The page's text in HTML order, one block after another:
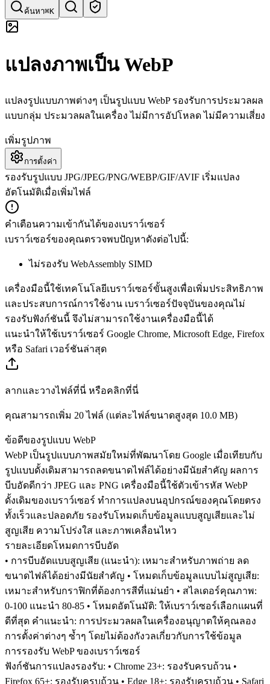
ค้นหา⌘K
ค้นหาด่วนสำหรับเครื่องมือ
แปลงภาพเป็น WebP
แปลงรูปแบบภาพต่างๆ เป็นรูปแบบ WebP รองรับการประมวลผล
แบบกลุ่ม ประมวลผลในเครื่อง ไม่มีการอัปโหลด ไม่มีความเสี่ยง
เพิ่มรูปภาพ
การตั้งค่า
รองรับรูปแบบ JPG/JPEG/PNG/WEBP/GIF/AVIF เริ่มแปลง
อัตโนมัติเมื่อเพิ่มไฟล์
คำเตือนความเข้ากันได้ของเบราว์เซอร์
เบราว์เซอร์ของคุณตรวจพบปัญหาดังต่อไปนี้:
ไม่รองรับ WebAssembly SIMD
เครื่องมือนี้ใช้เทคโนโลยีเบราว์เซอร์ขั้นสูงเพื่อเพิ่มประสิทธิภาพ
และประสบการณ์การใช้งาน เบราว์เซอร์ปัจจุบันของคุณไม่
รองรับฟังก์ชันนี้ จึงไม่สามารถใช้งานเครื่องมือนี้ได้
แนะนำให้ใช้เบราว์เซอร์ Google Chrome, Microsoft Edge, Firefox
หรือ Safari เวอร์ชันล่าสุด
ลากและวางไฟล์ที่นี่ หรือคลิกที่นี่
คุณสามารถเพิ่ม 20 ไฟล์ (แต่ละไฟล์ขนาดสูงสุด 10.0 MB)
ข้อดีของรูปแบบ WebP
WebP เป็นรูปแบบภาพสมัยใหม่ที่พัฒนาโดย Google เมื่อเทียบกับ
รูปแบบดั้งเดิมสามารถลดขนาดไฟล์ได้อย่างมีนัยสำคัญ ผลการ
บีบอัดดีกว่า JPEG และ PNG เครื่องมือนี้ใช้ตัวเข้ารหัส WebP
ดั้งเดิมของเบราว์เซอร์ ทำการแปลงบนอุปกรณ์ของคุณโดยตรง
ทั้งเร็วและปลอดภัย รองรับโหมดเก็บข้อมูลแบบสูญเสียและไม่
สูญเสีย ความโปร่งใส และภาพเคลื่อนไหว
รายละเอียดโหมดการบีบอัด
• การบีบอัดแบบสูญเสีย (แนะนำ): เหมาะสำหรับภาพถ่าย ลด
ขนาดไฟล์ได้อย่างมีนัยสำคัญ • โหมดเก็บข้อมูลแบบไม่สูญเสีย:
เหมาะสำหรับกราฟิกที่ต้องการสีที่แม่นยำ • สไลเดอร์คุณภาพ:
0-100 แนะนำ 80-85 • โหมดอัตโนมัติ: ให้เบราว์เซอร์เลือกแผนที่
ดีที่สุด คำแนะนำ: การประมวลผลในเครื่องอนุญาตให้คุณลอง
การตั้งค่าต่างๆ ซ้ำๆ โดยไม่ต้องกังวลเกี่ยวกับการใช้ข้อมูล
การรองรับ WebP ของเบราว์เซอร์
ฟังก์ชันการแปลงรองรับ: • Chrome 23+: รองรับครบถ้วน •
Firefox 65+: รองรับครบถ้วน • Edge 18+: รองรับครบถ้วน • Safari